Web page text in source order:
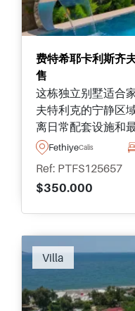
费特希耶卡利斯齐
售
这栋独立别墅适合
夫特利克的宁静区
离日常配套设施和
FethiyeCalis
Ref: PTFS125657
$350.000
Villa